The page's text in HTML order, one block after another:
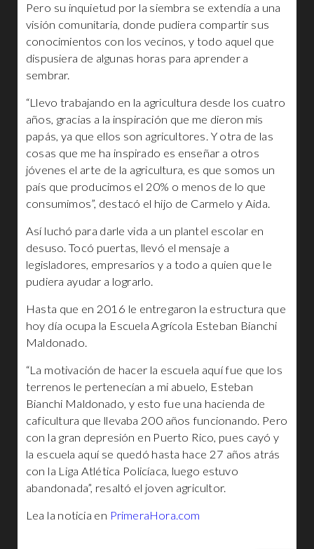
Pero su inquietud por la siembra se extendía a una
visión comunitaria, donde pudiera compartir sus
conocimientos con los vecinos, y todo aquel que
dispusiera de algunas horas para aprender a
sembrar.
“Llevo trabajando en la agricultura desde los cuatro
años, gracias a la inspiración que me dieron mis
papás, ya que ellos son agricultores. Y otra de las
cosas que me ha inspirado es enseñar a otros
jóvenes el arte de la agricultura, es que somos un
país que producimos el 20% o menos de lo que
consumimos”, destacó el hijo de Carmelo y Aida.
Así luchó para darle vida a un plantel escolar en
desuso. Tocó puertas, llevó el mensaje a
legisladores, empresarios y a todo a quien que le
pudiera ayudar a lograrlo.
Hasta que en 2016 le entregaron la estructura que
hoy día ocupa la Escuela Agrícola Esteban Bianchi
Maldonado.
“La motivación de hacer la escuela aquí fue que los
terrenos le pertenecían a mi abuelo, Esteban
Bianchi Maldonado, y esto fue una hacienda de
caficultura que llevaba 200 años funcionando. Pero
con la gran depresión en Puerto Rico, pues cayó y
la escuela aquí se quedó hasta hace 27 años atrás
con la Liga Atlética Policíaca, luego estuvo
abandonada”, resaltó el joven agricultor.
Lea la noticia en PrimeraHora.com